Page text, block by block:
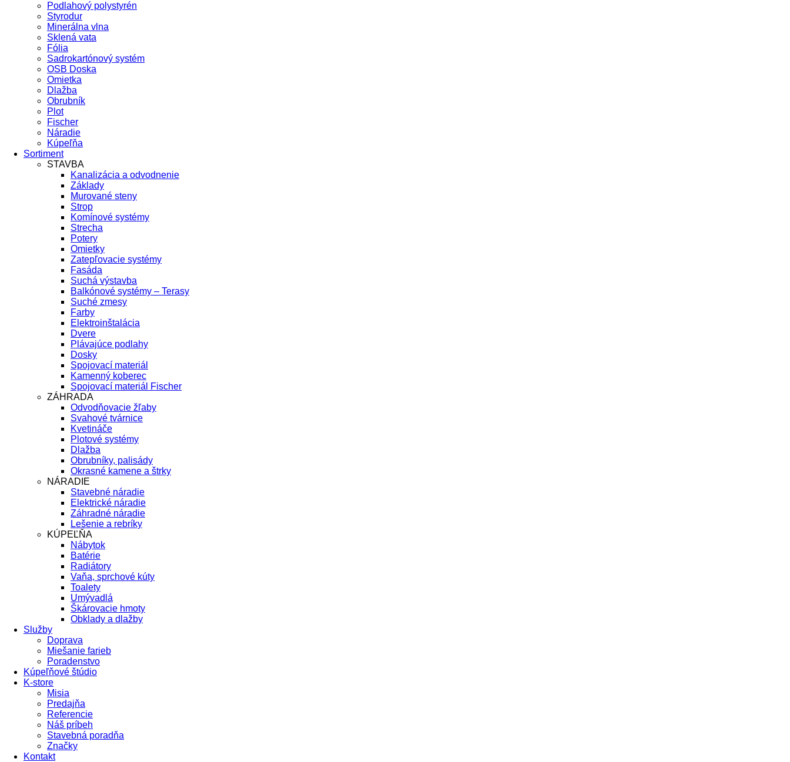
Podlahový polystyrén
Styrodur
Minerálna vlna
Sklená vata
Fólia
Sadrokartónový systém
OSB Doska
Omietka
Dlažba
Obrubník
Plot
Fischer
Náradie
Kúpeľňa
Sortiment
STAVBA
Kanalizácia a odvodnenie
Základy
Murované steny
Strop
Komínové systémy
Strecha
Potery
Omietky
Zatepľovacie systémy
Fasáda
Suchá výstavba
Balkónové systémy – Terasy
Suché zmesy
Farby
Elektroinštalácia
Dvere
Plávajúce podlahy
Dosky
Spojovací materiál
Kamenný koberec
Spojovací materiál Fischer
ZÁHRADA
Odvodňovacie žľaby
Svahové tvárnice
Kvetináče
Plotové systémy
Dlažba
Obrubníky, palisády
Okrasné kamene a štrky
NÁRADIE
Stavebné náradie
Elektrické náradie
Záhradné náradie
Lešenie a rebríky
KÚPEĽŇA
Nábytok
Batérie
Radiátory
Vaňa, sprchové kúty
Toalety
Umývadlá
Škárovacie hmoty
Obklady a dlažby
Služby
Doprava
Miešanie farieb
Poradenstvo
Kúpeľňové štúdio
K-store
Misia
Predajňa
Referencie
Náš príbeh
Stavebná poradňa
Značky
Kontakt